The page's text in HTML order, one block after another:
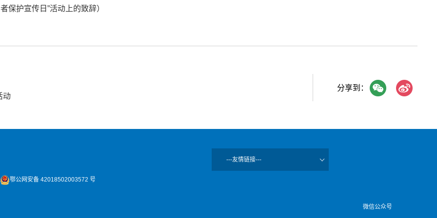
保护宣传日”活动上的致辞）
动
分享到：
鄂公网安备 42018502003572 号
微信公众号
---友情链接---